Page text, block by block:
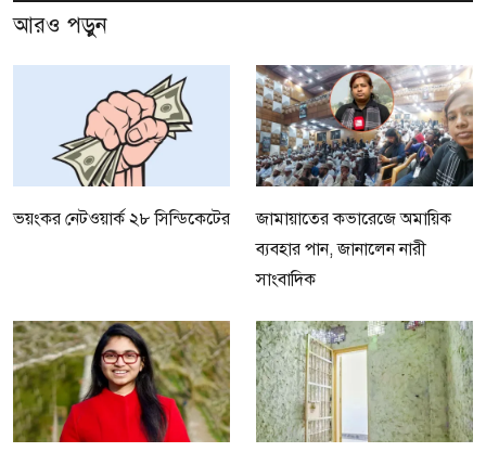
আরও পড়ুন
ভয়ংকর নেটওয়ার্ক ২৮ সিন্ডিকেটের
জামায়াতের কভারেজে অমায়িক
ব্যবহার পান, জানালেন নারী
সাংবাদিক